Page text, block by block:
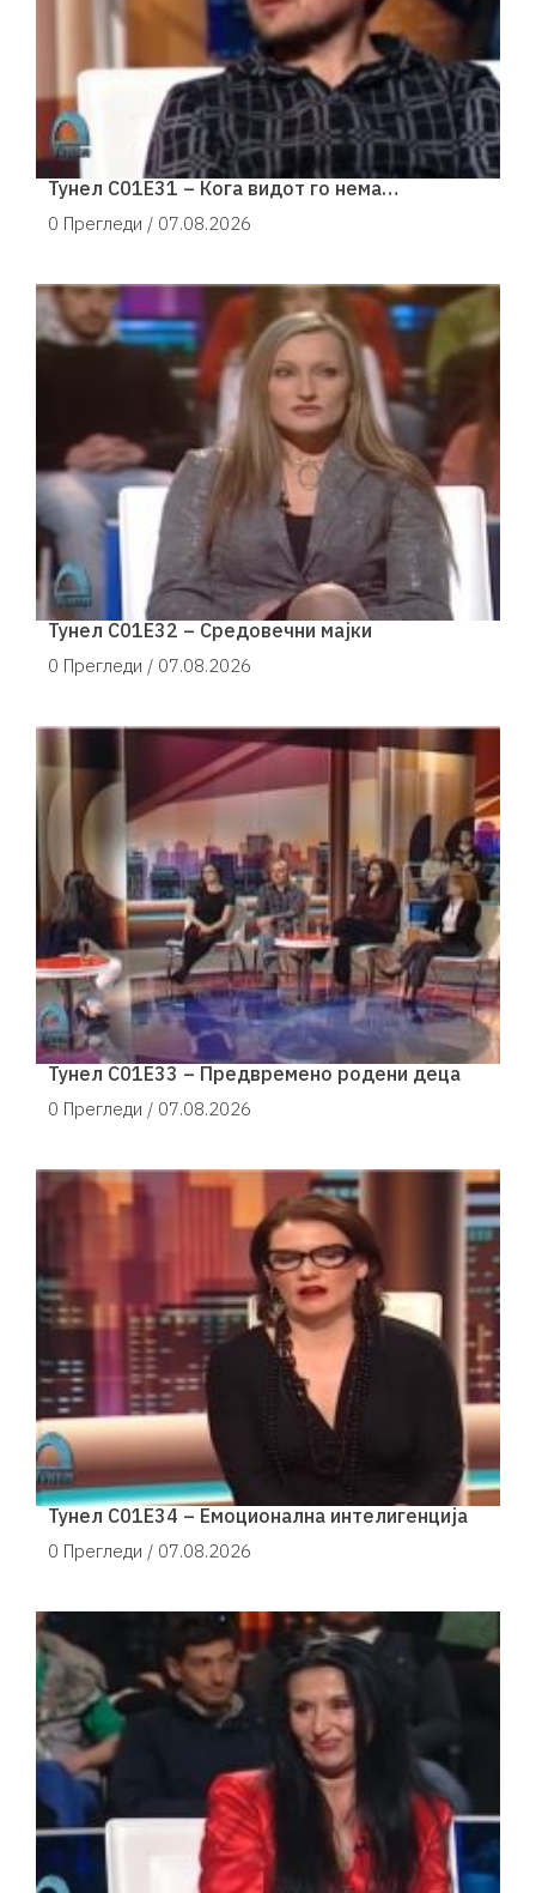
Тунел С01Е31 – Кога видот го нема…
0 Прегледи / 07.08.2026
Тунел С01Е32 – Средовечни мајки
0 Прегледи / 07.08.2026
Тунел С01Е33 – Предвремено родени деца
0 Прегледи / 07.08.2026
Тунел С01Е34 – Емоционална интелигенција
0 Прегледи / 07.08.2026